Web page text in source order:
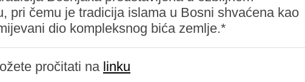
pri čemu je tradicija islama u Bosni shvaćena kao
dio kompleksnog bića zemlje.*
pročitati na linku